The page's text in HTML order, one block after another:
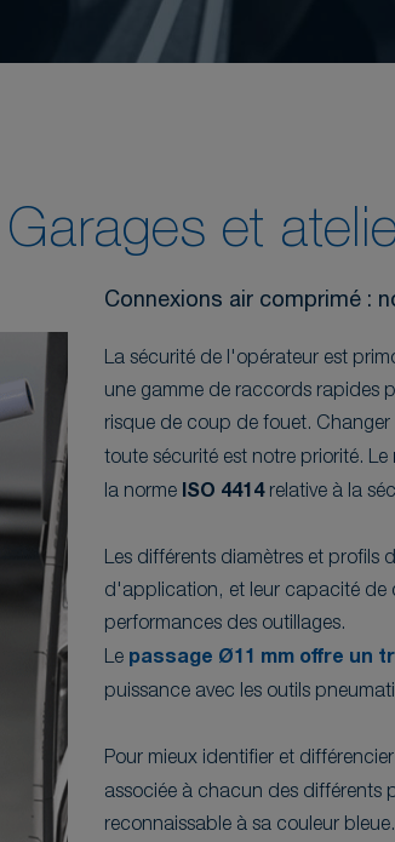
Garages et
Connexions air comprimé :
La sécurité de l'opérateur est
une gamme de raccords rapides
risque de coup de fouet.
toute sécurité est notre priorité. Le
la norme
ISO 4414relative à la
Les différents diamètres et profils
d'application, et leur capacité de
performances des outillages.
Le passage Ø11 mm offre un
puissance avec les outils
Pour mieux identifier et
associée à chacun des différents
reconnaissable à sa couleur bleue.